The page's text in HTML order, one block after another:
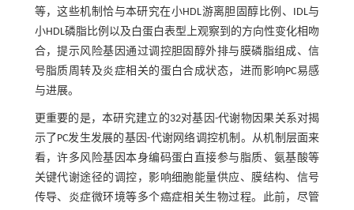
等，这些机制恰与本研究在小HDL游离胆固醇比例、IDL与
小HDL磷脂比例以及白蛋白表型上观察到的方向性变化相吻
合，提示风险基因通过调控胆固醇外排与膜磷脂组成、信
号脂质周转及炎症相关的蛋白合成状态，进而影响PC易感
与进展。
更重要的是，本研究建立的32对基因-代谢物因果关系对揭
示了PC发生发展的基因-代谢网络调控机制。从机制层面来
看，许多风险基因本身编码蛋白直接参与脂质、氨基酸等
关键代谢途径的调控，影响细胞能量供应、膜结构、信号
传导、炎症微环境等多个癌症相关生物过程。此前，尽管